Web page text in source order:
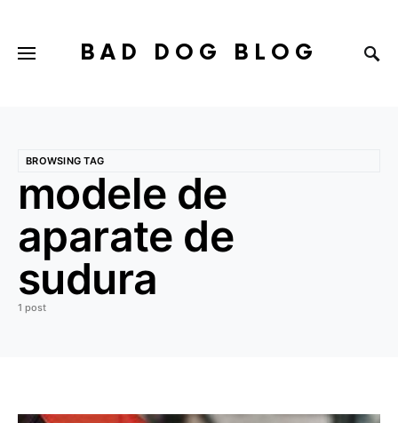
BAD DOG BLOG
BROWSING TAG
modele de
aparate de
sudura
1 post